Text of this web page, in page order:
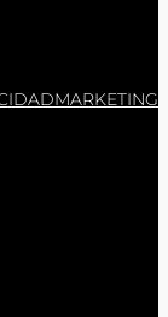
MARKETING